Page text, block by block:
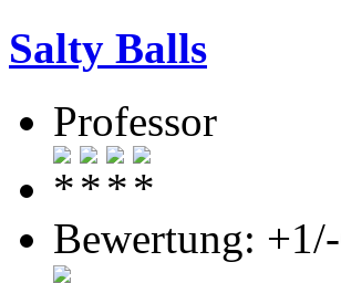
Salty Balls
Professor
Bewertung: